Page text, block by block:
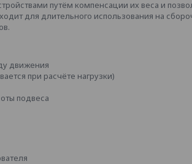
путём компенсации их веса и
для длительного использования на
движения
при расчёте нагрузки)
подвеса